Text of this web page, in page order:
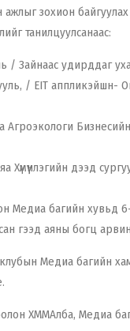
зохион
танилцуулсанаас:
/ Зайнаас удирддаг
/ EIT аппликэйшн-
Хүмүүнлэгийн дээд
Медиа багийн хувьд
гээд аяны богц
Медиа багийн
ХММАлба, Медиа